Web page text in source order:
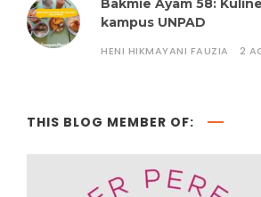
Bakmie Ayam 58:
kampus UNPAD
HENI HIKMAYANI FAUZIA 2
THIS BLOG MEMBER OF: